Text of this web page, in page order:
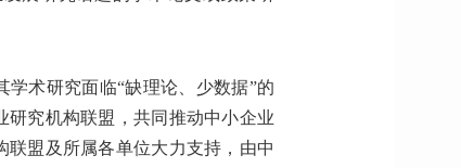
术研究面临“缺理论、少数据”的
研究机构联盟，共同推动中小企业
盟及所属各单位大力支持，由中